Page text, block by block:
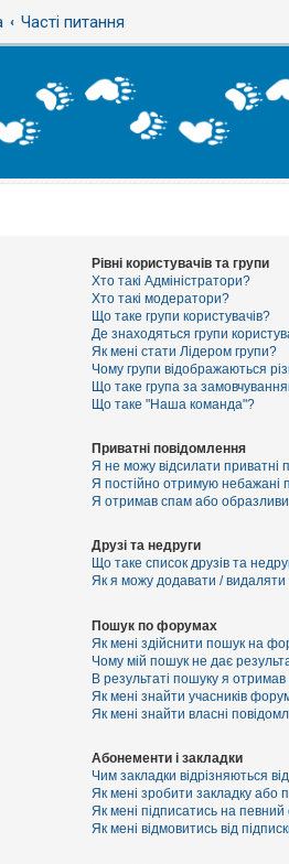
Часті питання
Рівні користувачів та групи
Хто такі Адміністратори?
Хто такі модератори?
Що таке групи користувачів?
Де знаходяться групи
Як мені стати Лідером групи?
Чому групи відображаються
Що таке група за
Що таке "Наша команда"?
Приватні повідомлення
Я не можу відсилати приватні
Я постійно отримую небажані
Я отримав спам або
Друзі та недруги
Що таке список друзів та
Як я можу додавати / видаляти
Пошук по форумах
Як мені здійснити пошук на
Чому мій пошук не дає
В результаті пошуку я
Як мені знайти учасників
Як мені знайти власні
Абонементи і закладки
Чим закладки відрізняються
Як мені зробити закладку або
Як мені підписатись на
Як мені відмовитись від